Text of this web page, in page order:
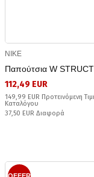
NIKE
Παπούτσια W
112,49 EUR
149,99 EUR Προτεινόμενη
Καταλόγου
37,50 EUR Διαφορά
OFFER